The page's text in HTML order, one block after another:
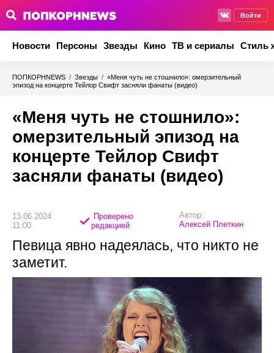
Войти
Новости Персоны Звезды Кино ТВ и сериалы Стиль
ПОПКОРНNEWS / Звезды / «Меня чуть не стошнило»: омерзительный
эпизод на концерте Тейлор Свифт засняли фанаты (видео)
«Меня чуть не стошнило»:
омерзительный эпизод на
концерте Тейлор Свифт
засняли фанаты (видео)
13.06.2024
11:00
Проверено
редакцией
Автор:
Алексей Плеткин
Певица явно надеялась, что никто не
заметит.